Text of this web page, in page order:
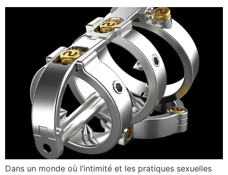
Dans un monde où l’intimité et les pratiques sexuelles